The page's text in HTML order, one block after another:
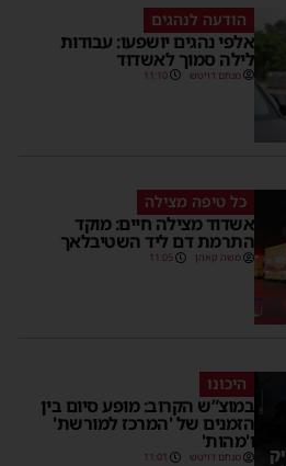
הודעה לנהגים
אלפי נהגים יושפעו: עבודות
לילה סמוך לאשדוד
מנחם דויטש 11:10
כל טיפה מצילה
אשדוד מצילה חיים: מוקד
התרמת דם ליד השטיבלאך
משה קאהן 11:05
היכונו
במוצ”ש הקרוב: מופע סיום בין
הזמנים של 'המרכז למורשת'
ו'מהות'
מנחם דויטש 11:01